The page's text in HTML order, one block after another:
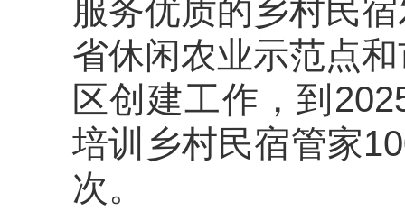
服务优质的乡村民
省休闲农业示范点和
区创建工作， 到
培训乡村民宿管家
次。